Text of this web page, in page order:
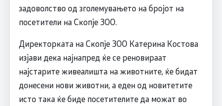
задоволство од зголемувањето на бројот на
посетители на Скопје ЗОО.
Директорката на Скопје ЗОО Катерина Костова
изјави дека најнапред ќе се реновираат
најстарите живеалишта на животните, ќе бидат
донесени нови животни, а еден од новитетите
исто така ќе биде посетителите да можат во